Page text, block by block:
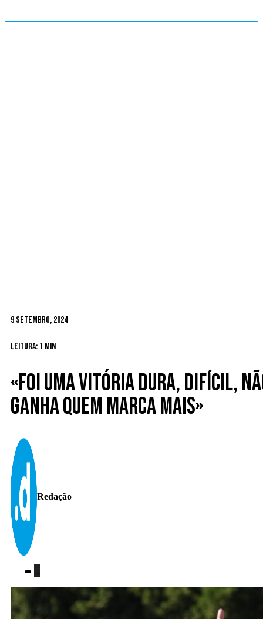
9 Setembro, 2024
Leitura: 1 min
«Foi uma vitória dura, difícil,
ganha quem marca mais»
Redação